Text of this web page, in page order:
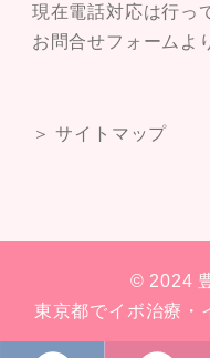
現在電話対応は行っ
お問合せフォームよ
＞ サイトマップ
© 2024
東京都でイボ治療・